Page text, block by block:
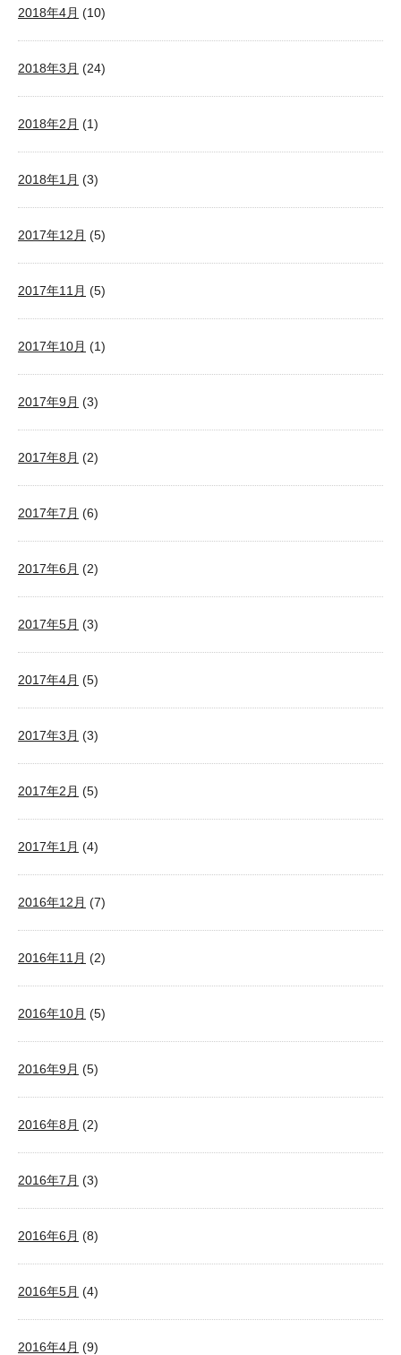
2018年4月 (10)
2018年3月 (24)
2018年2月 (1)
2018年1月 (3)
2017年12月 (5)
2017年11月 (5)
2017年10月 (1)
2017年9月 (3)
2017年8月 (2)
2017年7月 (6)
2017年6月 (2)
2017年5月 (3)
2017年4月 (5)
2017年3月 (3)
2017年2月 (5)
2017年1月 (4)
2016年12月 (7)
2016年11月 (2)
2016年10月 (5)
2016年9月 (5)
2016年8月 (2)
2016年7月 (3)
2016年6月 (8)
2016年5月 (4)
2016年4月 (9)